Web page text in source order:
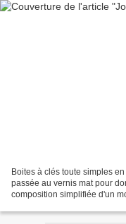
Boites à clés toute simples
passée au vernis mat pour
composition simplifiée d'un